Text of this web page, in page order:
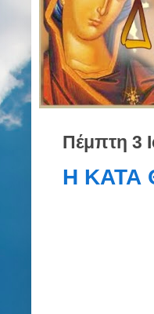
Πέμπτη 3
Η ΚΑΤΑ